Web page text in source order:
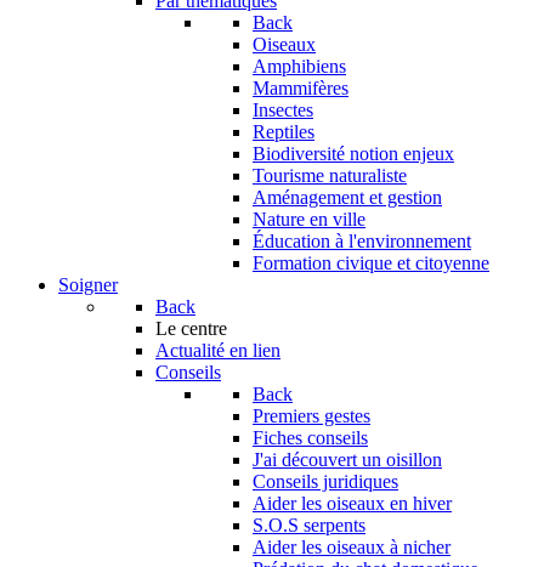
Back
Oiseaux
Amphibiens
Mammifères
Insectes
Reptiles
Biodiversité notion enjeux
Tourisme naturaliste
Aménagement et gestion
Nature en ville
Éducation à l'environnement
Formation civique et citoyenne
Soigner
Back
Le centre
Actualité en lien
Conseils
Back
Premiers gestes
Fiches conseils
J'ai découvert un oisillon
Conseils juridiques
Aider les oiseaux en hiver
S.O.S serpents
Aider les oiseaux à nicher